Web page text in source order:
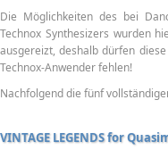
Die Möglichkeiten des bei
Technox Synthesizers wurden
ausgereizt, deshalb dürfen
Technox-Anwender fehlen!
Nachfolgend die fünf
VINTAGE LEGENDS for